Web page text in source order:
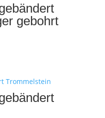
gebohrt